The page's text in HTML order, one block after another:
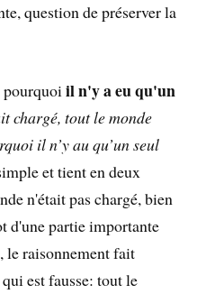
question de préserver la
pourquoiil n'y a eu qu'un
chargé, tout le monde
il n’y au qu’un seul
et tient en deux
n'était pas chargé, bien
d'une partie importante
le raisonnement fait
est fausse: tout le